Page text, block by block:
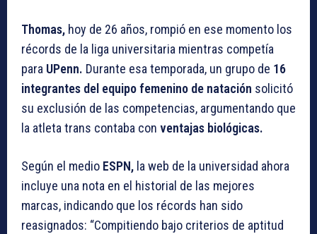
Thomas, hoy de 26 años, rompió en ese momento los
récords de la liga universitaria mientras competía
para UPenn. Durante esa temporada, un grupo de 16
integrantes del equipo femenino de natación solicitó
su exclusión de las competencias, argumentando que
la atleta trans contaba con ventajas biológicas.
Según el medio ESPN, la web de la universidad ahora
incluye una nota en el historial de las mejores
marcas, indicando que los récords han sido
reasignados: “Compitiendo bajo criterios de aptitud